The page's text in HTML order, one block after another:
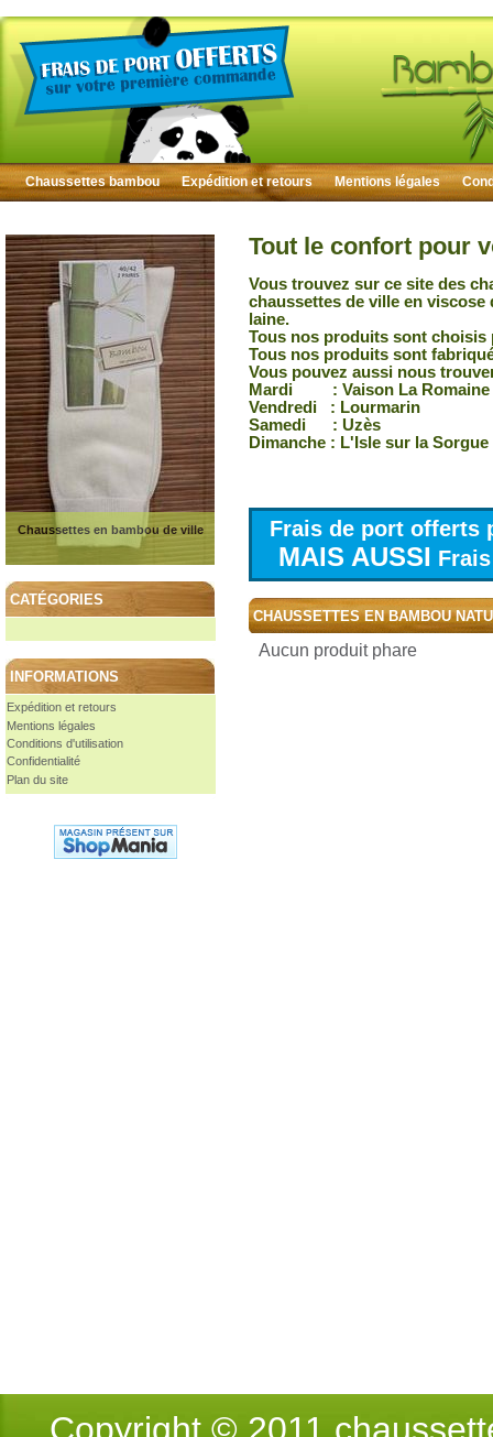
Chaussettes bambou Expédition et retours Mentions légales
Chaussettes en bambou de ville
CATÉGORIES
INFORMATIONS
Expédition et retours
Mentions légales
Conditions d'utilisation
Confidentialité
Plan du site
Tout le confort pour
Vous trouvez sur ce site des
chaussettes de ville en
laine.
Tous nos produits sont choisis
Tous nos produits sont
Vous pouvez aussi nous
Mardi : Vaison La Romaine
Vendredi : Lourmarin
Samedi : Uzès
Dimanche : L'Isle sur la Sorgue
Frais de port offerts
MAIS AUSSI
CHAUSSETTES EN BAMBOU
Aucun produit phare
Copyright © 2011